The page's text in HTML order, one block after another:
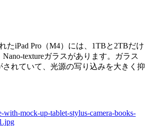
たiPad Pro（M4）には、1TBと2TBだけ
textureガラスがあります。ガラス
れていて、光源の写り込みを大きく抑